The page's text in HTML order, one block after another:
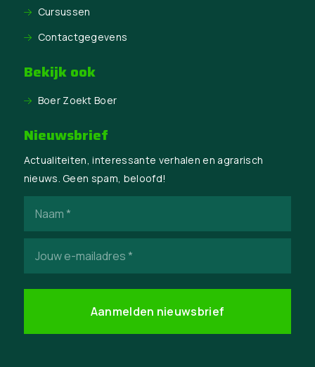
Cursussen
Contactgegevens
Bekijk ook
Boer Zoekt Boer
Nieuwsbrief
Actualiteiten, interessante verhalen en agrarisch
nieuws. Geen spam, beloofd!
mailadres